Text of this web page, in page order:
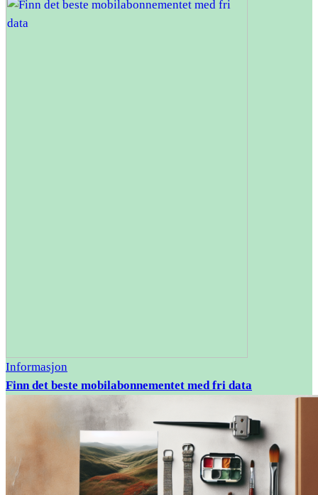
Informasjon
Finn det beste mobilabonnementet med fri data